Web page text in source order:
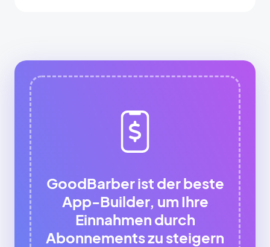
GoodBarber ist der beste
App-Builder, um Ihre
Einnahmen durch
Abonnements zu steigern